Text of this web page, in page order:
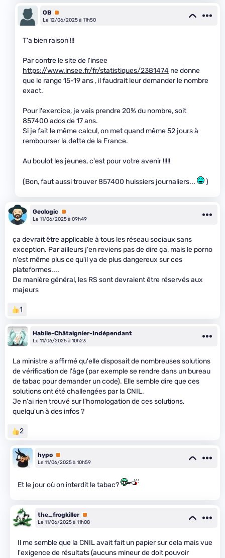
OB Premium
Le 12/06/2025 à 11h50
T'a bien raison !!!
Par contre le site de l'insee
https://www.insee.fr/fr/statistiques/2381474 ne donne
que le range 15-19 ans , il faudrait leur demander le nombre
exact.
Pour l'exercice, je vais prendre 20% du nombre, soit
857400 ados de 17 ans.
Si je fait le même calcul, on met quand même 52 jours à
rembourser la dette de la France.
Au boulot les jeunes, c'est pour votre avenir !!!!!
(Bon, faut aussi trouver 857400 huissiers journaliers... )
Geologic Premium
Le 11/06/2025 à 09h49
ça devrait être applicable à tous les réseau sociaux sans
exception. Par ailleurs j'en reviens pas de dire ça, mais le porno
n'est même plus ce qu'il ya de plus dangereux sur ces
plateformes....
De manière général, les RS sont devraient être réservés aux
majeurs
1
Habile-Châtaignier-Indépendant
Le 11/06/2025 à 10h23
La ministre a affirmé qu'elle disposait de nombreuses solutions
de vérification de l'âge (par exemple se rendre dans un bureau
de tabac pour demander un code). Elle semble dire que ces
solutions ont été challengées par la CNIL.
Je n'ai rien trouvé sur l'homologation de ces solutions,
quelqu'un à des infos ?
2
hypo Premium
Le 11/06/2025 à 10h59
Et le jour où on interdit le tabac?
the_frogkiller Premium
Le 11/06/2025 à 11h08
Il me semble que la CNIL avait fait un papier sur cela mais vue
l'exigence de résultats (aucuns mineur de doit pouvoir